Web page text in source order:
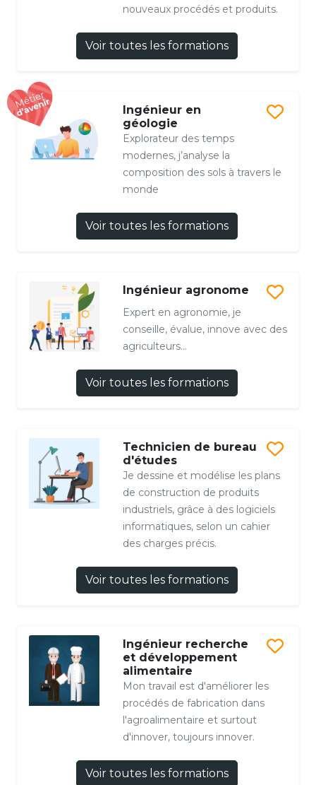
nouveaux procédés et produits.
Voir toutes les formations
Ingénieur en
géologie
Explorateur des temps
modernes, j’analyse la
composition des sols à travers le
monde
Voir toutes les formations
Ingénieur agronome
Expert en agronomie, je
conseille, évalue, innove avec des
agriculteurs...
Voir toutes les formations
Technicien de bureau
d'études
Je dessine et modélise les plans
de construction de produits
industriels, grâce à des logiciels
informatiques, selon un cahier
des charges précis.
Voir toutes les formations
Ingénieur recherche
et développement
alimentaire
Mon travail est d'améliorer les
procédés de fabrication dans
l'agroalimentaire et surtout
d'innover, toujours innover.
Voir toutes les formations